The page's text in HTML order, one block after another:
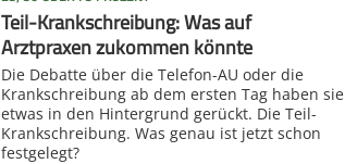
Teil-Krankschreibung: Was auf
Arztpraxen zukommen könnte
Die Debatte über die Telefon-AU oder die
Krankschreibung ab dem ersten Tag haben sie
etwas in den Hintergrund gerückt. Die Teil-
Krankschreibung. Was genau ist jetzt schon
festgelegt?